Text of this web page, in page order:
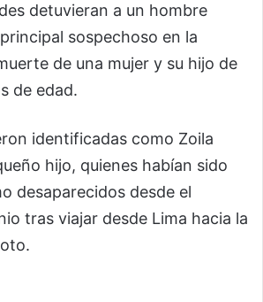
detuvieran a un hombre
sospechoso en la
de una mujer y su hijo de
de edad.
identificadas como Zoila
hijo, quienes habían sido
desaparecidos desde el
tras viajar desde Lima hacia la